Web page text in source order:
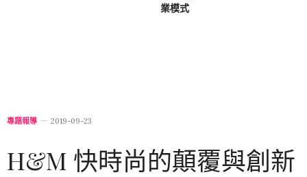
業模式
專題報導 2019-09-23
H&M 快時尚的顛覆與創新